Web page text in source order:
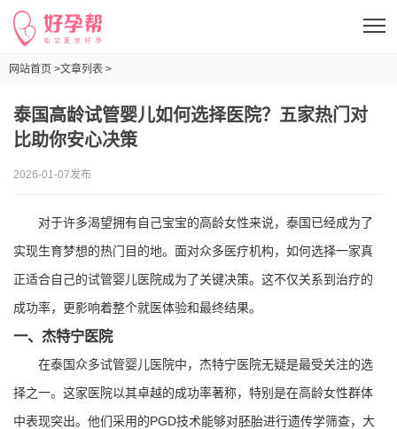
网站首页 >文章列表 >
泰国高龄试管婴儿如何选择医院？五家热门对
比助你安心决策
2026-01-07发布
对于许多渴望拥有自己宝宝的高龄女性来说，泰国已经成为了
实现生育梦想的热门目的地。面对众多医疗机构，如何选择一家真
正适合自己的试管婴儿医院成为了关键决策。这不仅关系到治疗的
成功率，更影响着整个就医体验和最终结果。
一、杰特宁医院
在泰国众多试管婴儿医院中，杰特宁医院无疑是最受关注的选
择之一。这家医院以其卓越的成功率著称，特别是在高龄女性群体
中表现突出。他们采用的PGD技术能够对胚胎进行遗传学筛查，大